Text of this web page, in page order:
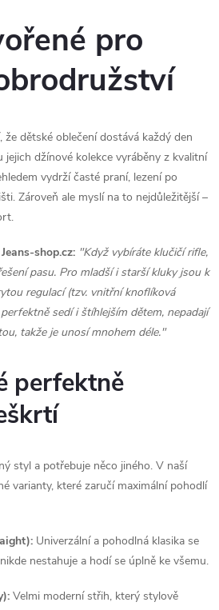
pro
dětské oblečení dostává každý den
džínové kolekce vyráběny z kvalitní
vydrží časté praní, lezení po
Zároveň ale myslí na to nejdůležitější –
shop.cz: "Když vybíráte klučičí rifle,
pasu. Pro mladší i starší kluky jsou k
regulací (tzv. vnitřní knoflíková
sedí i štíhlejším dětem, nepadají
takže je unosí mnohem déle."
perfektně
styl a potřebuje něco jiného. V naší
varianty, které zaručí maximální pohodlí
Univerzální a pohodlná klasika se
nestahuje a hodí se úplně ke všemu.
Velmi moderní střih, který stylově